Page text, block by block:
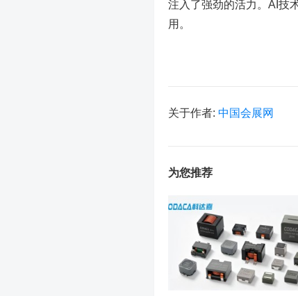
注入了强劲的活力。AI技
用。
关于作者: 中国会展网
为您推荐